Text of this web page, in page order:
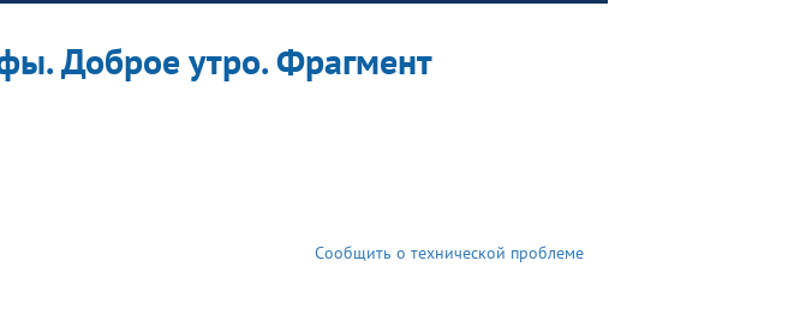
Доброе утро. Фрагмент
Сообщить о технической проблеме